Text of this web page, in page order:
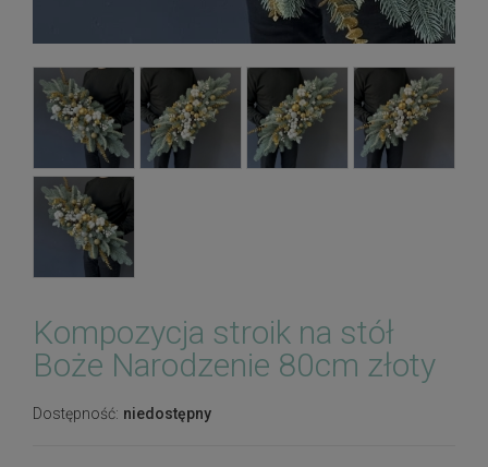
Kompozycja stroik na stół
Boże Narodzenie 80cm złoty
Dostępność: niedostępny